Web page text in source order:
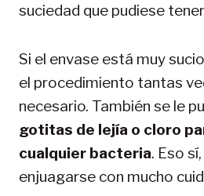
suciedad que pudiese
Si el envase está muy
el procedimiento tantas
necesario. También se le
gotitas de lejía o cloro
cualquier bacteria. Eso
enjuagarse con mucho